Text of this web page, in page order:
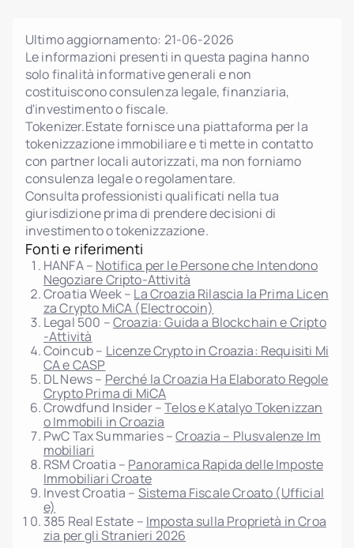
Ultimo aggiornamento: 21-06-2026
Le informazioni presenti in questa pagina hanno
solo finalità informative generali e non
costituiscono consulenza legale, finanziaria,
d'investimento o fiscale.
Tokenizer.Estate fornisce una piattaforma per la
tokenizzazione immobiliare e ti mette in contatto
con partner locali autorizzati, ma non forniamo
consulenza legale o regolamentare.
Consulta professionisti qualificati nella tua
giurisdizione prima di prendere decisioni di
investimento o tokenizzazione.
Fonti e riferimenti
HANFA – Notifica per le Persone che Intendono
Negoziare Cripto-Attività
Croatia Week – La Croazia Rilascia la Prima Licen
za Crypto MiCA (Electrocoin)
Legal 500 –Croazia: Guida a Blockchain e Cripto
-Attività
Coincub – Licenze Crypto in Croazia: Requisiti Mi
CA e CASP
DL News – Perché la Croazia Ha Elaborato Regole
Crypto Prima di MiCA
Crowdfund Insider –Telos e Katalyo Tokenizzan
o Immobili in Croazia
PwC Tax Summaries –Croazia – Plusvalenze Im
mobiliari
RSM Croatia – Panoramica Rapida delle Imposte
Immobiliari Croate
Invest Croatia – Sistema Fiscale Croato (Ufficial
e)
385 Real Estate – Imposta sulla Proprietà in Croa
zia per gli Stranieri 2026